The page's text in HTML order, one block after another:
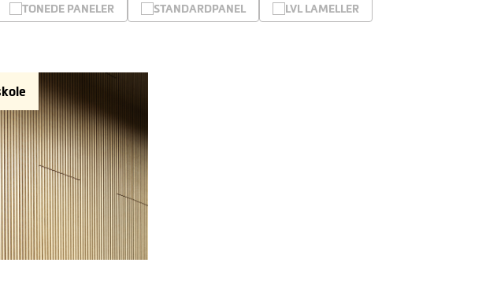
TONEDE PANELER STANDARDPANEL LVL LAMELLER